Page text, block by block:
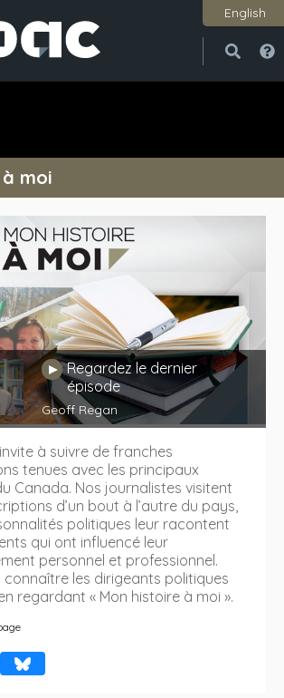
English
moi
JouerRegardez le dernier
épisode
Geoff Regan
à suivre de franches
tenues avec les principaux
Canada. Nos journalistes visitent
d’un bout à l’autre du pays,
politiques leur racontent
qui ont influencé leur
personnel et professionnel.
connaître les dirigeants politiques
regardant « Mon histoire à moi ».